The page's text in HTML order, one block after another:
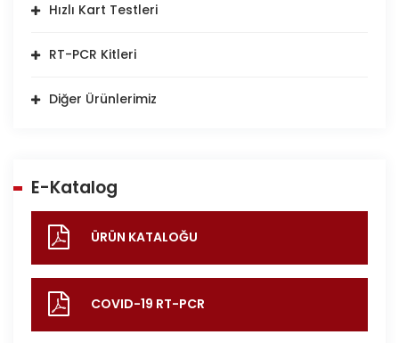
Hızlı Kart Testleri
RT-PCR Kitleri
Diğer Ürünlerimiz
E-Katalog
ÜRÜN KATALOĞU
COVID-19 RT-PCR